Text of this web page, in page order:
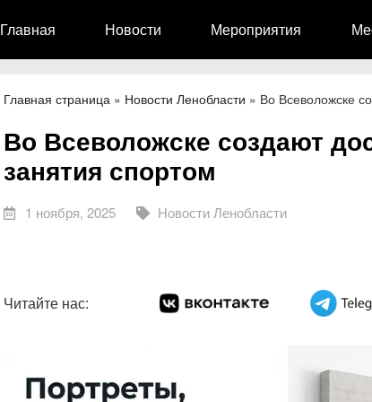
Главная Новости Мероприятия
Главная страница» Новости Ленобласти » Во Всеволожске
Во Всеволожске создают
занятия спортом
1 ноября, 2025 Новости Ленобласти
Читайте нас: